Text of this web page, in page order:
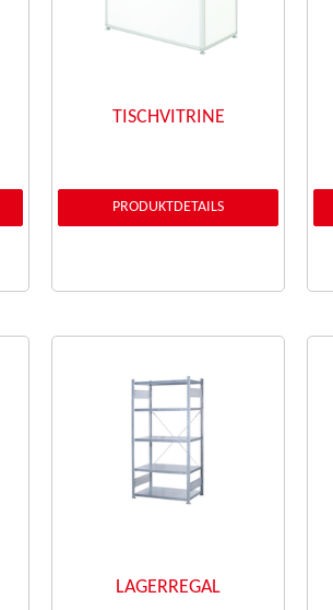
TISCHVITRINE
PRODUKTDETAILS
LAGERREGAL